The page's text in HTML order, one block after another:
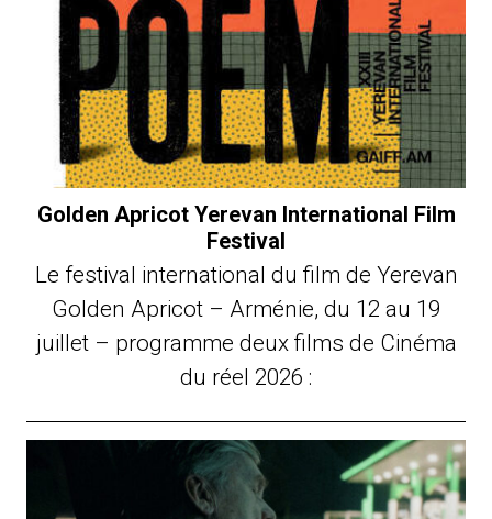
Golden Apricot Yerevan International Film
Festival
Le festival international du film de Yerevan
Golden Apricot – Arménie, du 12 au 19
juillet – programme deux films de Cinéma
du réel 2026 :